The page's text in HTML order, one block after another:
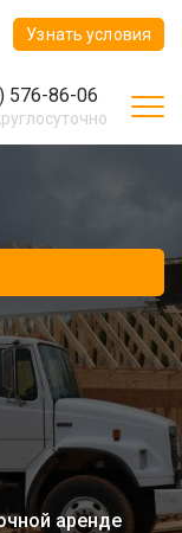
Узнать условия
576-86-06
аренде